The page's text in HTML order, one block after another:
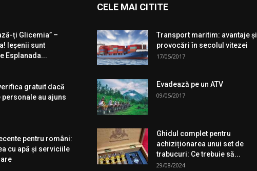
ți Glicemia” –
Ieșenii sunt
Esplanada...
gratuit dacă
personale au ajuns
pentru români:
cu apă şi serviciile
CELE MAI CITITE
Transport maritim: avantaje și
provocări în secolul vitezei
17/05/2017
Evadează pe un ATV
09/05/2017
Ghidul complet pentru
achiziționarea unui set de
trabucuri: Ce trebuie să...
29/08/2024